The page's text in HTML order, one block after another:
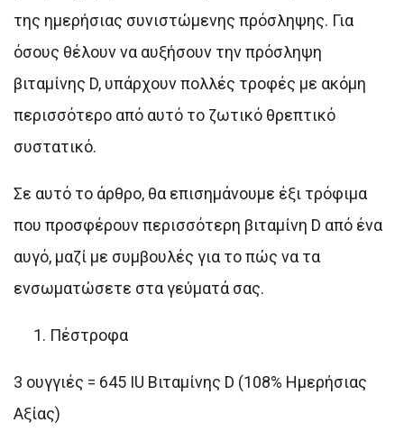
της ημερήσιας συνιστώμενης πρόσληψης. Για
όσους θέλουν να αυξήσουν την πρόσληψη
βιταμίνης D, υπάρχουν πολλές τροφές με ακόμη
περισσότερο από αυτό το ζωτικό θρεπτικό
συστατικό.
Σε αυτό το άρθρο, θα επισημάνουμε έξι τρόφιμα
που προσφέρουν περισσότερη βιταμίνη D από ένα
αυγό, μαζί με συμβουλές για το πώς να τα
ενσωματώσετε στα γεύματά σας.
Πέστροφα
3 ουγγιές = 645 IU Βιταμίνης D (108% Ημερήσιας
Αξίας)